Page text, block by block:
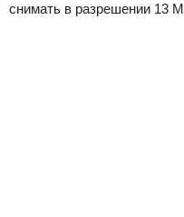
снимать в разрешении 13